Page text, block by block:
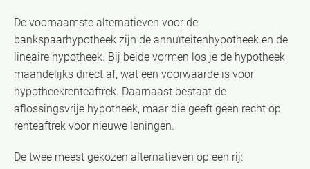
De voornaamste alternatieven voor de
bankspaarhypotheek zijn de annuïteitenhypotheek en de
lineaire hypotheek. Bij beide vormen los je de hypotheek
maandelijks direct af, wat een voorwaarde is voor
hypotheekrenteaftrek. Daarnaast bestaat de
aflossingsvrije hypotheek, maar die geeft geen recht op
renteaftrek voor nieuwe leningen.
De twee meest gekozen alternatieven op een rij: